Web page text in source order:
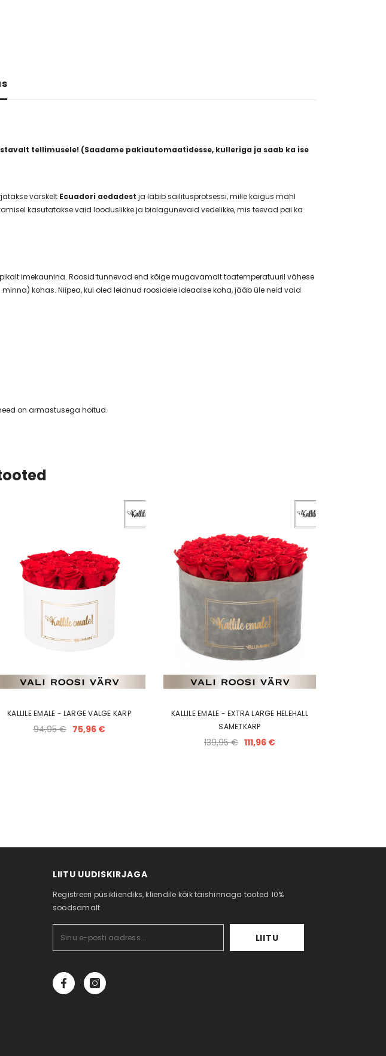
tellimusele! (Saadame pakiautomaatidesse, kulleriga ja saab ka ise
värskelt Ecuadori aedadest ja läbib säilitusprotsessi, mille käigus mahl
kasutatakse vaid looduslikke ja biolagunevaid vedelikke, mis teevad pai ka
imekaunina. Roosid tunnevad end kõige mugavamalt toatemperatuuril vähese
kohas. Niipea, kui oled leidnud roosidele ideaalse koha, jääb üle neid vaid
on armastusega hoitud.
KALLILE EMALE - LARGE VALGE KARP
94,95 € 75,96 €
KALLILE EMALE - EXTRA LARGE HELEHALL
SAMETKARP
139,95 € 111,96 €
LIITU UUDISKIRJAGA
Registreeri püsikliendiks, kliendile kõik täishinnaga tooted 10%
soodsamalt.
LIITU